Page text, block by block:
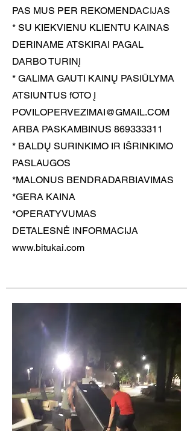
PAS MUS PER REKOMENDACIJAS
* SU KIEKVIENU KLIENTU KAINAS
DERINAME ATSKIRAI PAGAL
DARBO TURINĮ
* GALIMA GAUTI KAINŲ PASIŪLYMA
ATSIUNTUS fOTO Į
POVILOPERVEZIMAI@GMAIL.COM
ARBA PASKAMBINUS 869333311
* BALDŲ SURINKIMO IR IŠRINKIMO
PASLAUGOS
*MALONUS BENDRADARBIAVIMAS
*GERA KAINA
*OPERATYVUMAS
DETALESNĖ INFORMACIJA
www.bitukai.com